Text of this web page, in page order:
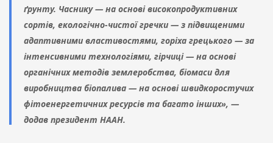
ґрунту. Часнику — на основі високопродуктивних
сортів, екологічно-чистої гречки — з підвищеними
адаптивними властивостями, горіха грецького — за
інтенсивними технологіями, гірчиці — на основі
органічних методів землеробства, біомаси для
виробництва біопалива — на основі швидкоростучих
фітоенергетичних ресурсів та багато інших», —
додав президент НААН.